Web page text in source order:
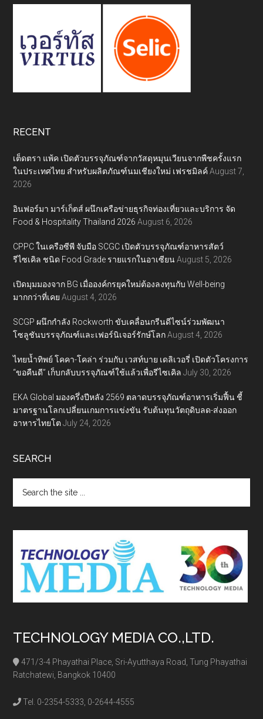
RECENT
เต็ดตรา แพ้ค เปิดตัวบรรจุภัณฑ์จากวัสดุหมุนเวียนจากพืชครั้งแรก
ในประเทศไทย สำหรับผลิตภัณฑ์นมเชียงใหม่ เฟรชมิลค์ August 7,
2026
อินฟอร์มา มาร์เก็ตส์ ผนึกเครือข่ายธุรกิจท่องเที่ยวและบริการ จัด
Food & Hospitality Thailand 2026 August 6, 2026
CPPC ในเครือซีพี จับมือ SCGC เปิดตัวบรรจุภัณฑ์อาหารสัตว์
รีไซเคิล ชนิด Food Grade รายแรกในอาเซียน August 5, 2026
เปิดมุมมองจาก BG เมื่อองค์กรยุคใหม่ต้องลงทุนกับ Well-being
มากกว่าที่เคย August 4, 2026
SCGP ผนึกกำลัง Rockworth ขับเคลื่อนกรีนดีไซน์ร่วมพัฒนา
โซลูชันบรรจุภัณฑ์และเฟอร์นิเจอร์รักษ์โลก August 4, 2026
ไทยน้ำทิพย์ โคคา-โคล่า ร่วมกับ เวสท์บาย เดลิเวอรี่ เปิดตัวโครงการ
“ขอคืนดี” เก็บกลับบรรจุภัณฑ์ใช้แล้วเพื่อรีไซเคิล July 30, 2026
EKA Global มองครึ่งปีหลัง 2569 ตลาดบรรจุภัณฑ์อาหารเริ่มฟื้น ชี้
มาตรฐานโลกเปลี่ยนเกมการแข่งขัน รับต้นทุนวัตถุดิบลด-ส่งออก
อาหารไทยโต July 24, 2026
SEARCH
the
TECHNOLOGY MEDIA CO.,LTD.
471/3-4 Phayathai Place, Sri-Ayutthaya Road, Tung Phayathai
Ratchatewi, Bangkok 10400
Tel. 0-2354-5333, 0-2644-4555